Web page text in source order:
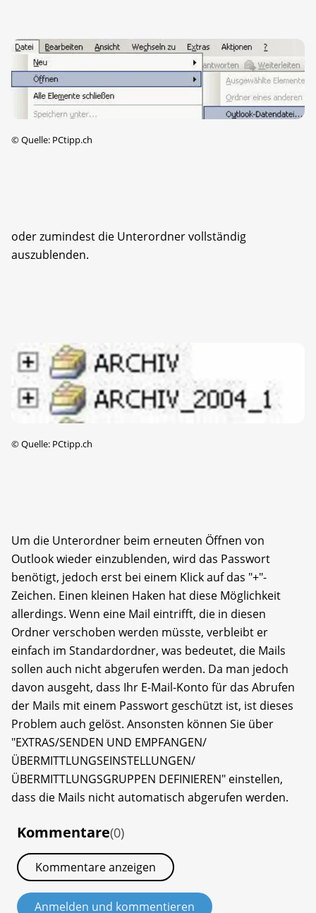
©Quelle: PCtipp.ch
oder zumindest die Unterordner vollständig
auszublenden.
©Quelle: PCtipp.ch
Um die Unterordner beim erneuten Öffnen von
Outlook wieder einzublenden, wird das Passwort
benötigt, jedoch erst bei einem Klick auf das "+"-
Zeichen. Einen kleinen Haken hat diese Möglichkeit
allerdings. Wenn eine Mail eintrifft, die in diesen
Ordner verschoben werden müsste, verbleibt er
einfach im Standardordner, was bedeutet, die Mails
sollen auch nicht abgerufen werden. Da man jedoch
davon ausgeht, dass Ihr E-Mail-Konto für das Abrufen
der Mails mit einem Passwort geschützt ist, ist dieses
Problem auch gelöst. Ansonsten können Sie über
"EXTRAS/SENDEN UND EMPFANGEN/
ÜBERMITTLUNGSEINSTELLUNGEN/
ÜBERMITTLUNGSGRUPPEN DEFINIEREN" einstellen,
dass die Mails nicht automatisch abgerufen werden.
Kommentare(0)
Kommentare anzeigen
Anmelden und kommentieren